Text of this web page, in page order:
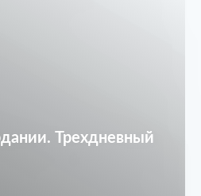
Трехдневный